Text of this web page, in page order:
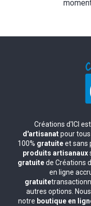
Créations d'ICI
d'artisanatpour
100% gratuiteet sans
produits artisanaux
gratuitede Créations
en ligne
gratuite
autres options.
notre boutique en